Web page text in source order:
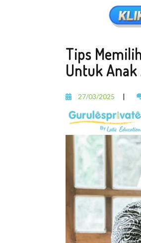
Tips
Untuk Anak
27/03/2025 |